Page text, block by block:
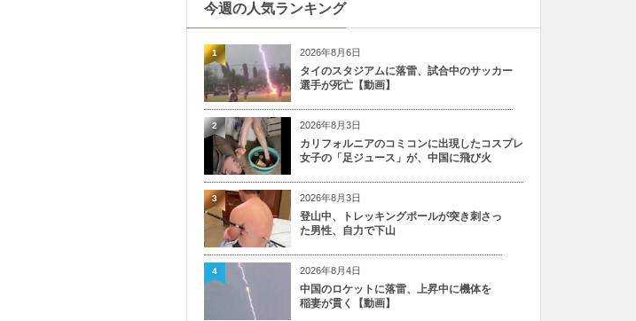
今週の人気ランキング
2026年8月6日
タイのスタジアムに落雷、試合中のサッカー
選手が死亡【動画】
1
2026年8月3日
カリフォルニアのコミコンに出現したコスプレ
女子の「足ジュース」が、中国に飛び火
2
2026年8月3日
登山中、トレッキングポールが突き刺さっ
た男性、自力で下山
3
2026年8月4日
中国のロケットに落雷、上昇中に機体を
稲妻が貫く【動画】
4